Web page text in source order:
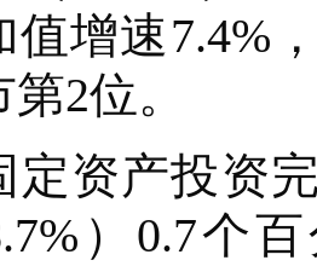
值增速7.4%
2位。
产投资完
）0.7个